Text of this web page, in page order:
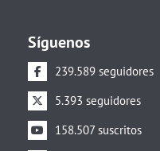
Síguenos
239.589 seguidores
5.393 seguidores
158.507 suscritos